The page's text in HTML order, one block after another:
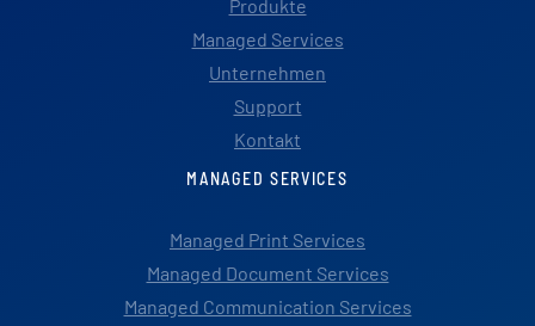
Produkte
Managed Services
Unternehmen
Support
Kontakt
MANAGED SERVICES
Managed Print Services
Managed Document Services
Managed Communication Services